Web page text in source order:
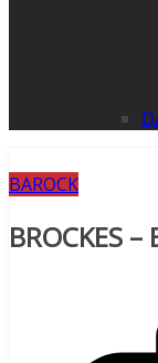
BAROCK
BROCKES